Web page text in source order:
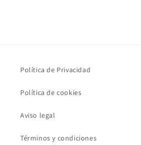
Política de Privacidad
Política de cookies
Aviso legal
Términos y condiciones